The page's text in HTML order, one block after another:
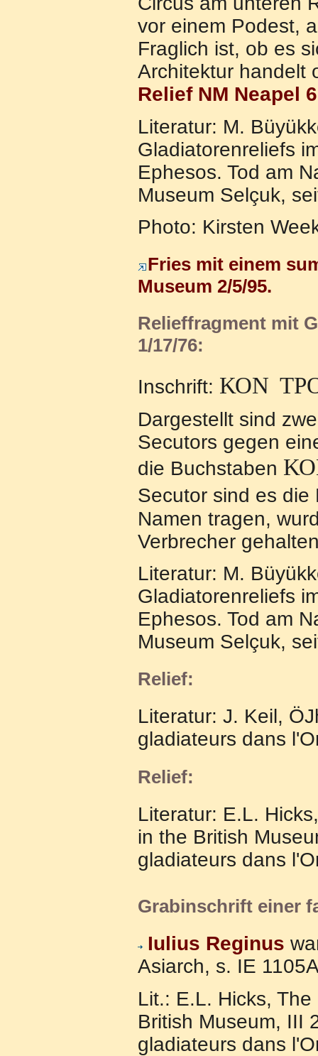
vor einem Podest,
Fraglich ist, ob es
Architektur handelt
Relief NM Neapel
Literatur: M.
Gladiatorenreliefs
Ephesos. Tod am
Museum Selçuk,
Photo: Kirsten
Fries mit einem
Museum 2/5/95.
Relieffragment mit
1/17/76:
Inschrift: ΚΟΝ
Dargestellt sind
Secutors gegen
die Buchstaben
Secutor sind es
Namen tragen,
Verbrecher
Literatur: M.
Gladiatorenreliefs
Ephesos. Tod am
Museum Selçuk,
Relief:
Literatur: J. Keil,
gladiateurs dans
Relief:
Literatur: E.L.
in the British
gladiateurs dans
Grabinschrift einer
Iulius Reginus
Asiarch, s. IE
Lit.: E.L. Hicks,
British Museum, III
gladiateurs dans